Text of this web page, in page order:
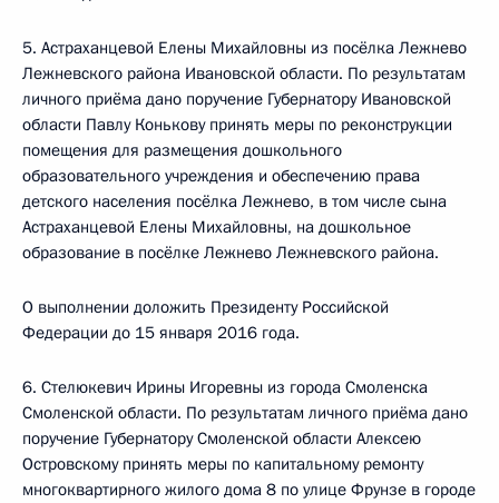
5. Астраханцевой Елены Михайловны из посёлка Лежнево
Лежневского района Ивановской области. По результатам
личного приёма дано поручение Губернатору Ивановской
области Павлу Конькову принять меры по реконструкции
помещения для размещения дошкольного
образовательного учреждения и обеспечению права
детского населения посёлка Лежнево, в том числе сына
Астраханцевой Елены Михайловны, на дошкольное
образование в посёлке Лежнево Лежневского района.
О выполнении доложить Президенту Российской
Федерации до 15 января 2016 года.
6. Стелюкевич Ирины Игоревны из города Смоленска
Смоленской области. По результатам личного приёма дано
поручение Губернатору Смоленской области Алексею
Островскому принять меры по капитальному ремонту
многоквартирного жилого дома 8 по улице Фрунзе в городе